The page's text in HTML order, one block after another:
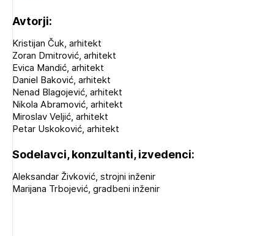
Avtorji:
Kristijan Čuk, arhitekt
Zoran Dmitrović, arhitekt
Evica Mandić, arhitekt
Daniel Baković, arhitekt
Nenad Blagojević, arhitekt
Nikola Abramović, arhitekt
Miroslav Veljić, arhitekt
Petar Uskoković, arhitekt
Sodelavci, konzultanti, izvedenci:
Aleksandar Živković, strojni inženir
Marijana Trbojević, gradbeni inženir